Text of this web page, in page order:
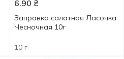
6.90 ₴
Заправка салатная Ласочка
Чесночная 10г
10 г